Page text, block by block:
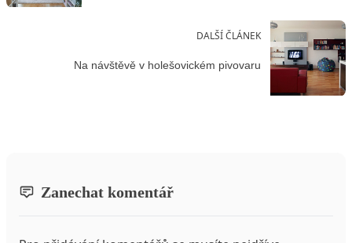
DALŠÍ ČLÁNEK
Na návštěvě v holešovickém pivovaru
Zanechat komentář